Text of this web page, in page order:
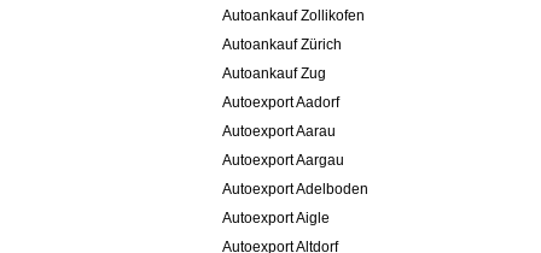
Autoankauf Zollikofen
Autoankauf Zürich
Autoankauf Zug
Autoexport Aadorf
Autoexport Aarau
Autoexport Aargau
Autoexport Adelboden
Autoexport Aigle
Autoexport Altdorf